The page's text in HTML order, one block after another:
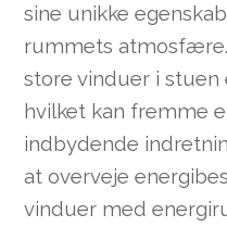
sine unikke
rummets
store vinduer i
hvilket kan fremme
indbydende
at overveje
vinduer med